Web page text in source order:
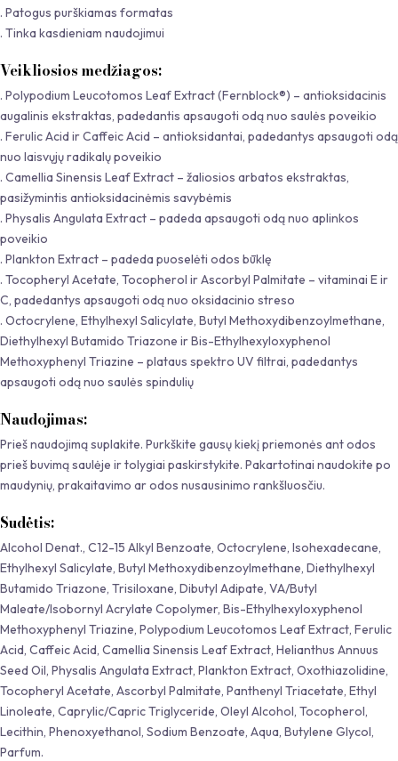
. Patogus purškiamas formatas
. Tinka kasdieniam naudojimui
Veikliosios medžiagos:
. Polypodium Leucotomos Leaf Extract (Fernblock®) – antioksidacinis
augalinis ekstraktas, padedantis apsaugoti odą nuo saulės poveikio
. Ferulic Acid ir Caffeic Acid – antioksidantai, padedantys apsaugoti odą
nuo laisvųjų radikalų poveikio
. Camellia Sinensis Leaf Extract – žaliosios arbatos ekstraktas,
pasižymintis antioksidacinėmis savybėmis
. Physalis Angulata Extract – padeda apsaugoti odą nuo aplinkos
poveikio
. Plankton Extract – padeda puoselėti odos būklę
. Tocopheryl Acetate, Tocopherol ir Ascorbyl Palmitate – vitaminai E ir
C, padedantys apsaugoti odą nuo oksidacinio streso
. Octocrylene, Ethylhexyl Salicylate, Butyl Methoxydibenzoylmethane,
Diethylhexyl Butamido Triazone ir Bis-Ethylhexyloxyphenol
Methoxyphenyl Triazine – plataus spektro UV filtrai, padedantys
apsaugoti odą nuo saulės spindulių
Naudojimas:
Prieš naudojimą suplakite. Purkškite gausų kiekį priemonės ant odos
prieš buvimą saulėje ir tolygiai paskirstykite. Pakartotinai naudokite po
maudynių, prakaitavimo ar odos nusausinimo rankšluosčiu.
Sudėtis:
Alcohol Denat., C12-15 Alkyl Benzoate, Octocrylene, Isohexadecane,
Ethylhexyl Salicylate, Butyl Methoxydibenzoylmethane, Diethylhexyl
Butamido Triazone, Trisiloxane, Dibutyl Adipate, VA/Butyl
Maleate/Isobornyl Acrylate Copolymer, Bis-Ethylhexyloxyphenol
Methoxyphenyl Triazine, Polypodium Leucotomos Leaf Extract, Ferulic
Acid, Caffeic Acid, Camellia Sinensis Leaf Extract, Helianthus Annuus
Seed Oil, Physalis Angulata Extract, Plankton Extract, Oxothiazolidine,
Tocopheryl Acetate, Ascorbyl Palmitate, Panthenyl Triacetate, Ethyl
Linoleate, Caprylic/Capric Triglyceride, Oleyl Alcohol, Tocopherol,
Lecithin, Phenoxyethanol, Sodium Benzoate, Aqua, Butylene Glycol,
Parfum.